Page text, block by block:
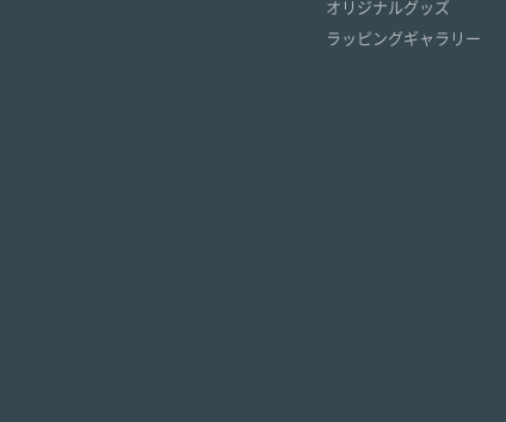
オリジナルグッズ
ラッピングギャラリー